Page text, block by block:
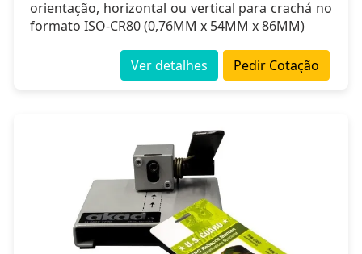
orientação, horizontal ou vertical para crachá no
formato ISO-CR80 (0,76MM x 54MM x 86MM)
Pedir Cotação
Ver detalhes